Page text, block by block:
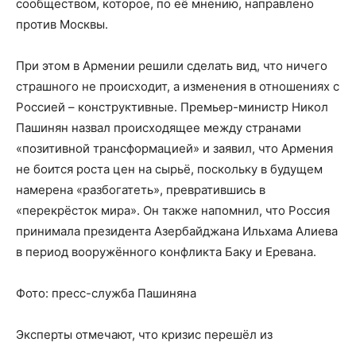
сообществом, которое, по её мнению, направлено
против Москвы.
При этом в Армении решили сделать вид, что ничего
страшного не происходит, а изменения в отношениях с
Россией – конструктивные. Премьер-министр Никол
Пашинян назвал происходящее между странами
«позитивной трансформацией» и заявил, что Армения
не боится роста цен на сырьё, поскольку в будущем
намерена «разбогатеть», превратившись в
«перекрёсток мира». Он также напомнил, что Россия
принимала президента Азербайджана Ильхама Алиева
в период вооружённого конфликта Баку и Еревана.
Фото: пресс-служба Пашиняна
Эксперты отмечают, что кризис перешёл из